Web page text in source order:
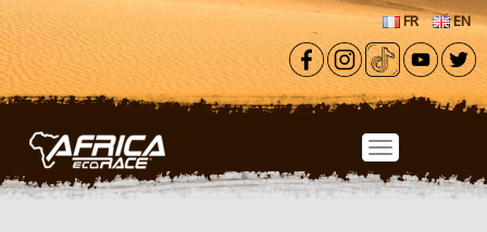
Aller au contenu principal
FR EN